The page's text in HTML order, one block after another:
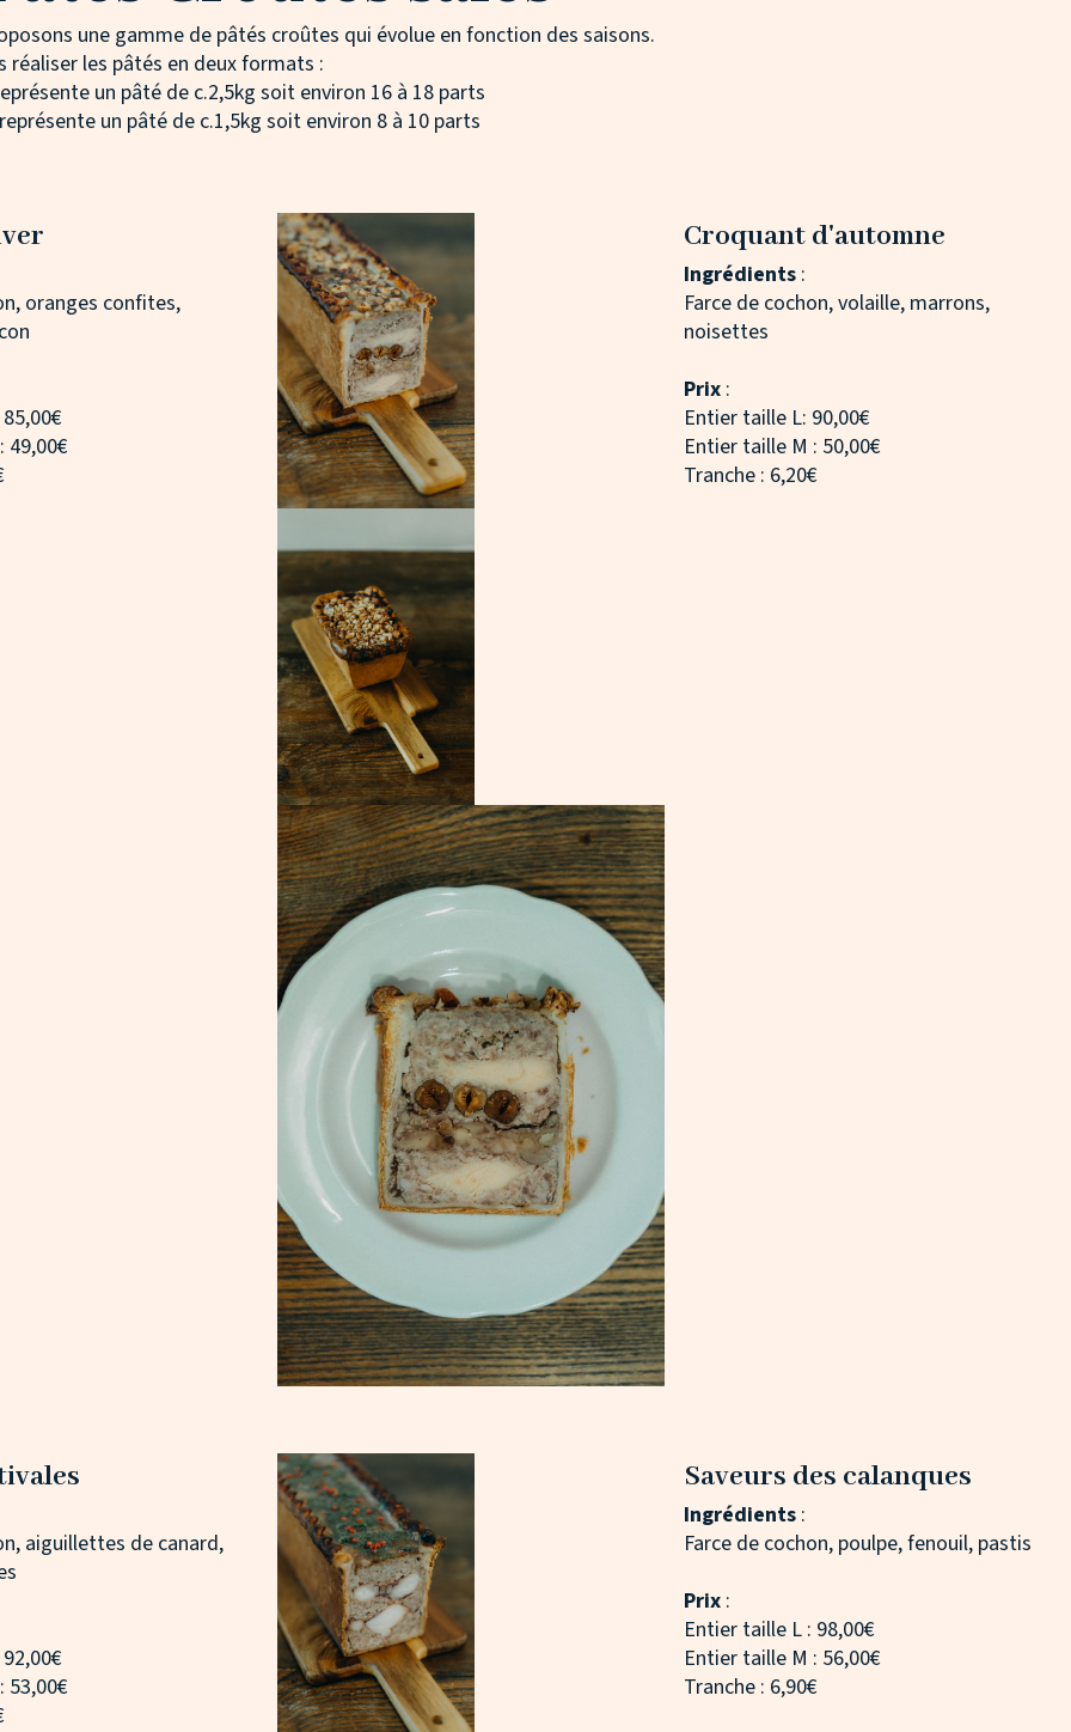
une gamme de pâtés croûtes qui évolue en fonction des saisons.
réaliser les pâtés en deux formats :
un pâté de c.2,5kg soit environ 16 à 18 parts
un pâté de c.1,5kg soit environ 8 à 10 parts
oranges confites,
49,00€
Croquant d'automne
Ingrédients :
Farce de cochon, volaille, marrons,
noisettes
Prix :
Entier taille L: 90,00€
Entier taille M : 50,00€
Tranche : 6,20€
aiguillettes de canard,
53,00€
Saveurs des calanques
Ingrédients :
Farce de cochon, poulpe, fenouil, pastis
Prix :
Entier taille L : 98,00€
Entier taille M : 56,00€
Tranche : 6,90€